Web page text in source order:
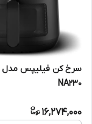
NA230
16,274,000